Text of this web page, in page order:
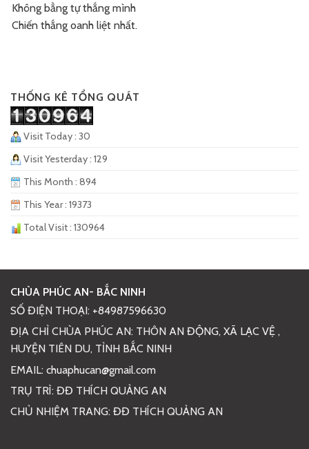
Không bằng tự thắng mình
Chiến thắng oanh liệt nhất.
THỐNG KÊ TỔNG QUÁT
Visit Today : 30
Visit Yesterday : 129
This Month : 894
This Year : 19373
Total Visit : 130964
CHÙA PHÚC AN- BẮC NINH
SỐ ĐIỆN THOẠI: +84987596630
ĐỊA CHỈ CHÙA PHÚC AN: THÔN AN ĐỘNG, XÃ LẠC VỆ ,
HUYỆN TIÊN DU, TỈNH BẮC NINH
EMAIL: chuaphucan@gmail.com
TRỤ TRÌ: ĐĐ THÍCH QUẢNG AN
CHỦ NHIỆM TRANG: ĐĐ THÍCH QUẢNG AN